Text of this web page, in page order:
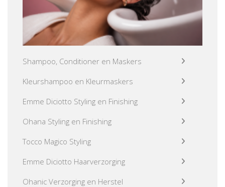
Shampoo, Conditioner en Maskers
Kleurshampoo en Kleurmaskers
Emme Diciotto Styling en Finishing
Ohana Styling en Finishing
Tocco Magico Styling
Emme Diciotto Haarverzorging
Ohanic Verzorging en Herstel